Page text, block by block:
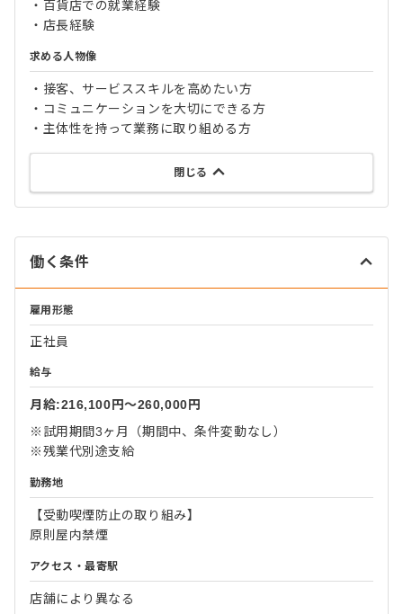
・百貨店での就業経験
・店長経験
求める人物像
・接客、サービススキルを高めたい方
・コミュニケーションを大切にできる方
・主体性を持って業務に取り組める方
閉じる
働く条件
雇用形態
正社員
給与
月給:216,100円〜260,000円
※試用期間3ヶ月（期間中、条件変動なし）
※残業代別途支給
勤務地
【受動喫煙防止の取り組み】
原則屋内禁煙
アクセス・最寄駅
店舗により異なる